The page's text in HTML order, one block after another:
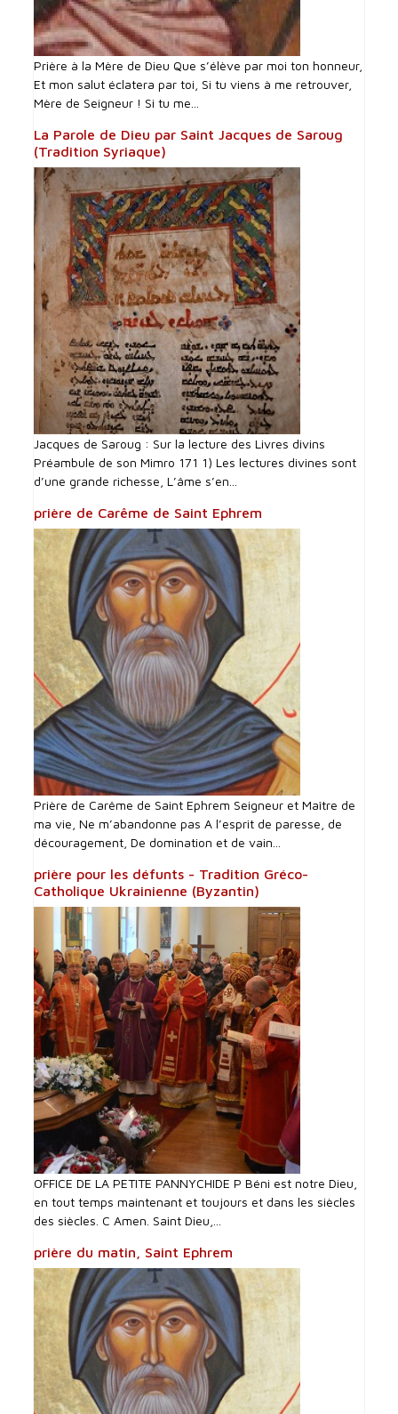
Prière à la Mère de Dieu Que s’élève par moi ton honneur,
Et mon salut éclatera par toi, Si tu viens à me retrouver,
Mère de Seigneur ! Si tu me...
La Parole de Dieu par Saint Jacques de Saroug
(Tradition Syriaque)
Jacques de Saroug : Sur la lecture des Livres divins
Préambule de son Mimro 171 1) Les lectures divines sont
d’une grande richesse, L’âme s’en...
prière de Carême de Saint Ephrem
Prière de Carême de Saint Ephrem Seigneur et Maître de
ma vie, Ne m’abandonne pas A l’esprit de paresse, de
découragement, De domination et de vain...
prière pour les défunts - Tradition Gréco-
Catholique Ukrainienne (Byzantin)
OFFICE DE LA PETITE PANNYCHIDE P Béni est notre Dieu,
en tout temps maintenant et toujours et dans les siècles
des siècles. C Amen. Saint Dieu,...
prière du matin, Saint Ephrem